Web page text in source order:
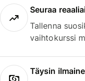
Seuraa
Tallenna
vaihtokurssi
Täysin